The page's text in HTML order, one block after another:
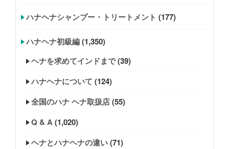
ハナヘナシャンプー・トリートメント (177)
ハナヘナ初級編(1,350)
ヘナを求めてインドまで(39)
ハナヘナについて (124)
全国のハナ ヘナ取扱店(55)
Q & A(1,020)
ヘナとハナヘナの違い(71)